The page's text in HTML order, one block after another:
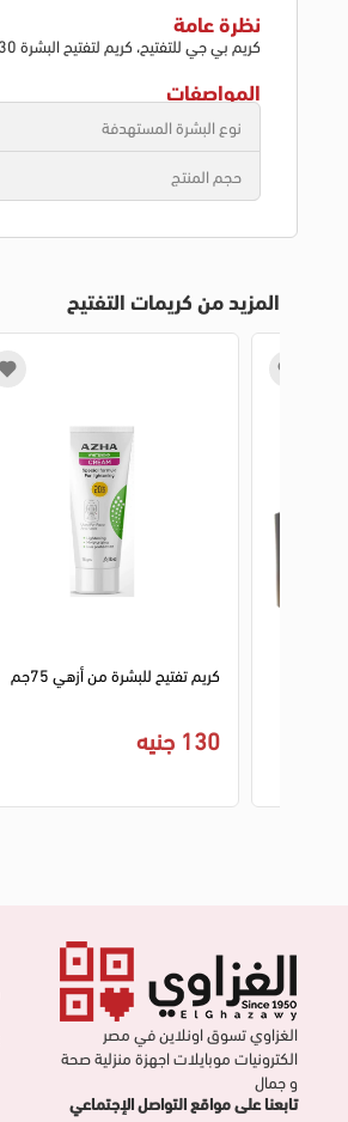
نظرة عامة
كريم بي جي للتفتيح، كريم لتفتيح البشرة 30مل
المواصفات
نوع البشرة المستهدفة
حجم المنتج
المزيد من كريمات التفتيح
كريم تفتيح للبشرة من أزهي 75جم
130 جنيه
الغزاوي تسوق اونلاين في مصر
الكترونيات موبايلات اجهزة منزلية صحة
و جمال
تابعنا على مواقع التواصل الإجتماعي